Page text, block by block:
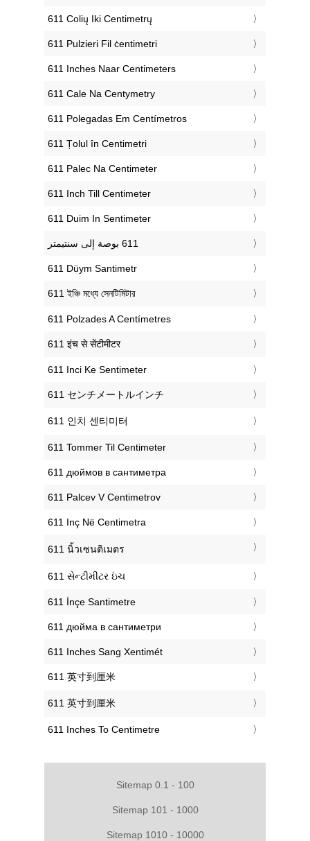
‎611 Colių Iki Centimetrų
‎611 Pulzieri Fil ċentimetri
‎611 Inches Naar Centimeters
‎611 Cale Na Centymetry
‎611 Polegadas Em Centímetros
‎611 Țolul în Centimetri
‎611 Palec Na Centimeter
‎611 Inch Till Centimeter
‎611 Duim In Sentimeter
‎611 Düym Santimetr
‎611 ইঞ্চি মধ্যে সেনটিমিটার
‎611 Polzades A Centímetres
‎611 इंच से सेंटीमीटर
‎611 Inci Ke Sentimeter
‎611 センチメートルインチ
‎611 인치 센티미터
‎611 Tommer Til Centimeter
‎611 дюймов в сантиметра
‎611 Palcev V Centimetrov
‎611 Inç Në Centimetra
‎611 นิ้วเซนติเมตร
‎611 સેન્ટીમીટર ઇંચ
‎611 İnçe Santimetre
‎611 дюйма в сантиметри
‎611 Inches Sang Xentimét
‎611 英寸到厘米
‎611 英寸到厘米
‎611 Inches To Centimetre
Sitemap 0.1 - 100
Sitemap 101 - 1000
Sitemap 1010 - 10000